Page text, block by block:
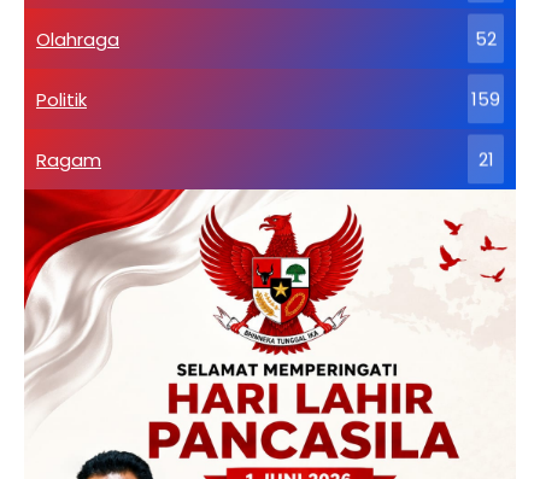
Olahraga 52
Politik 159
Ragam 21